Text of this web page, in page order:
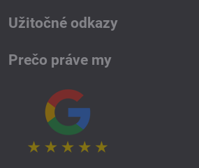
Užitočné odkazy
Prečo práve my